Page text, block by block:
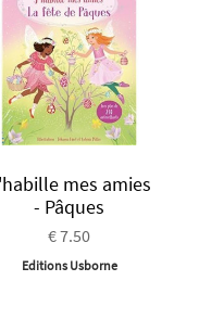
mes amies
- Pâques
€ 7.50
Editions Usborne